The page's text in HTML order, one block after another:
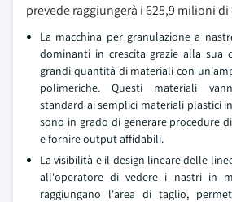
prevede raggiungerà i 625,9 milioni
La macchina per granulazione a
dominanti in crescita grazie alla sua
grandi quantità di materiali con
polimeriche. Questi materiali
standard ai semplici materiali plastici
sono in grado di generare procedure
e fornire output affidabili.
La visibilità e il design lineare delle
all'operatore di vedere i nastri in
raggiungano l'area di taglio,